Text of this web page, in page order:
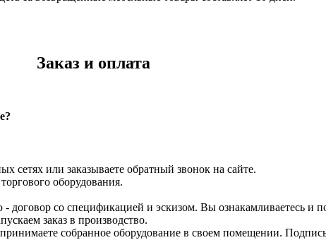
Заказ и оплата
сетях или заказываете обратный звонок на сайте.
оборудования.
со спецификацией и эскизом. Вы ознакамливаетесь и
заказ в производство.
собранное оборудование в своем помещении.